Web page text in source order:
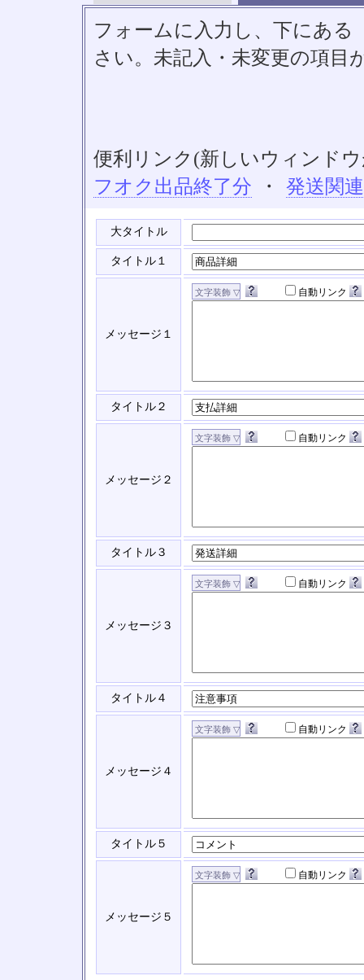
フォームに入力し、下にあ
さい。未記入・未変更の項目
便利リンク(新しいウィンド
フオク出品終了分
・ 発送関
大タイトル
タイトル１
メッセージ１
自動リンク
タイトル２
メッセージ２
自動リンク
タイトル３
メッセージ３
自動リンク
タイトル４
メッセージ４
自動リンク
タイトル５
メッセージ５
自動リンク